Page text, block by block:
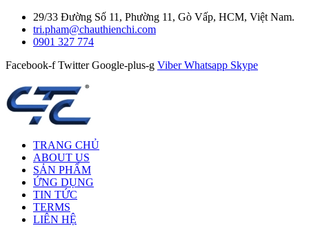
29/33 Đường Số 11, Phường 11, Gò Vấp, HCM, Việt Nam.
tri.pham@chauthienchi.com
0901 327 774
Facebook-f Twitter Google-plus-g Viber Whatsapp Skype
TRANG CHỦ
ABOUT US
SẢN PHẨM
ỨNG DỤNG
TIN TỨC
TERMS
LIÊN HỆ